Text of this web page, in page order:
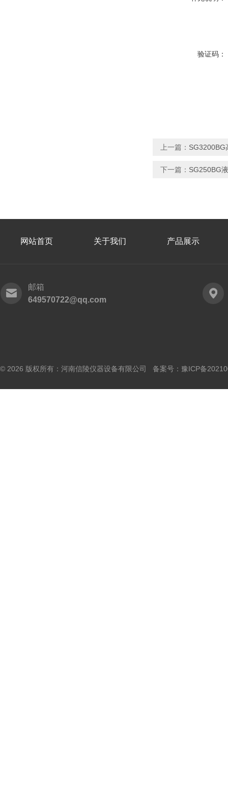
验证码：
上一篇： SG3200BG
下一篇： SG250BG
网站首页 关于我们 产品展示
邮箱
649570722@qq.com
© 2026 版权所有：河南信陵仪器设备有限公司 备案号： 豫ICP备